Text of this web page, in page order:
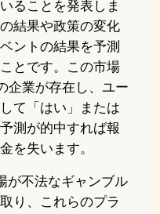
ることを発表しま
結果や政策の変化
ントの結果を予測
とです。この市場
企業が存在し、ユー
て「はい」または
測が的中すれば報
を失います。
が不法なギャンブル
り、これらのプラ